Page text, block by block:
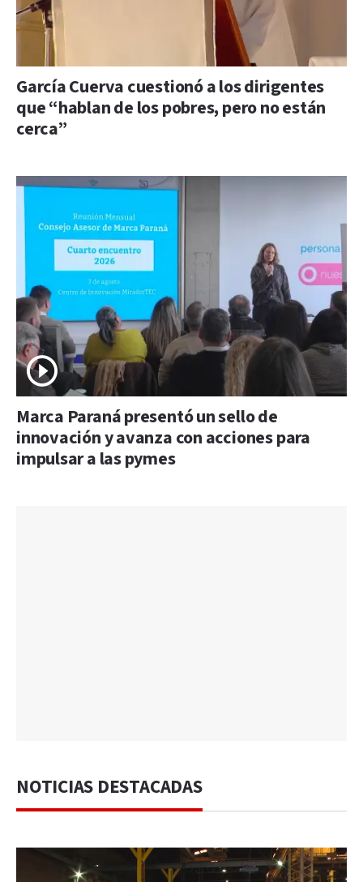
García Cuerva cuestionó a los dirigentes
que “hablan de los pobres, pero no están
cerca”
Marca Paraná presentó un sello de
innovación y avanza con acciones para
impulsar a las pymes
NOTICIAS DESTACADAS